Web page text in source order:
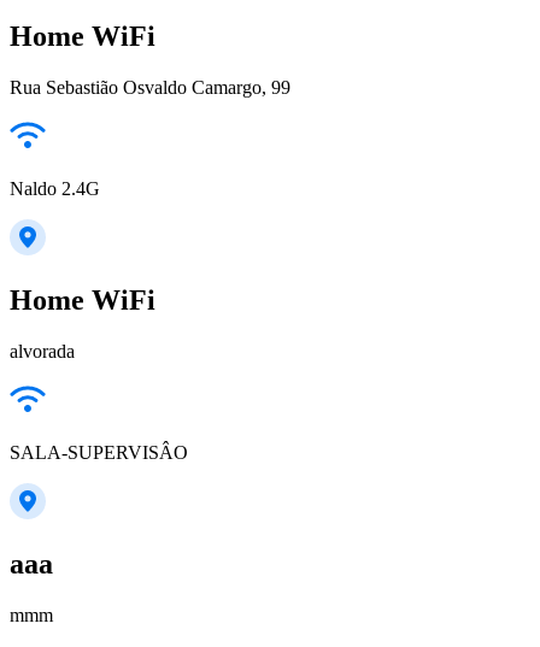
Home WiFi
Rua Sebastião Osvaldo Camargo, 99
Naldo 2.4G
Home WiFi
alvorada
SALA-SUPERVISÂO
aaa
mmm